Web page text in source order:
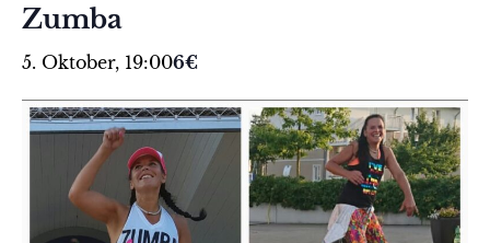
Zumba
5. Oktober, 19:006€